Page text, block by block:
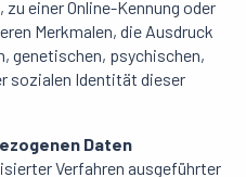
einer Online-Kennung oder
Merkmalen, die Ausdruck
genetischen, psychischen,
sozialen Identität dieser
Daten
Verfahren ausgeführter